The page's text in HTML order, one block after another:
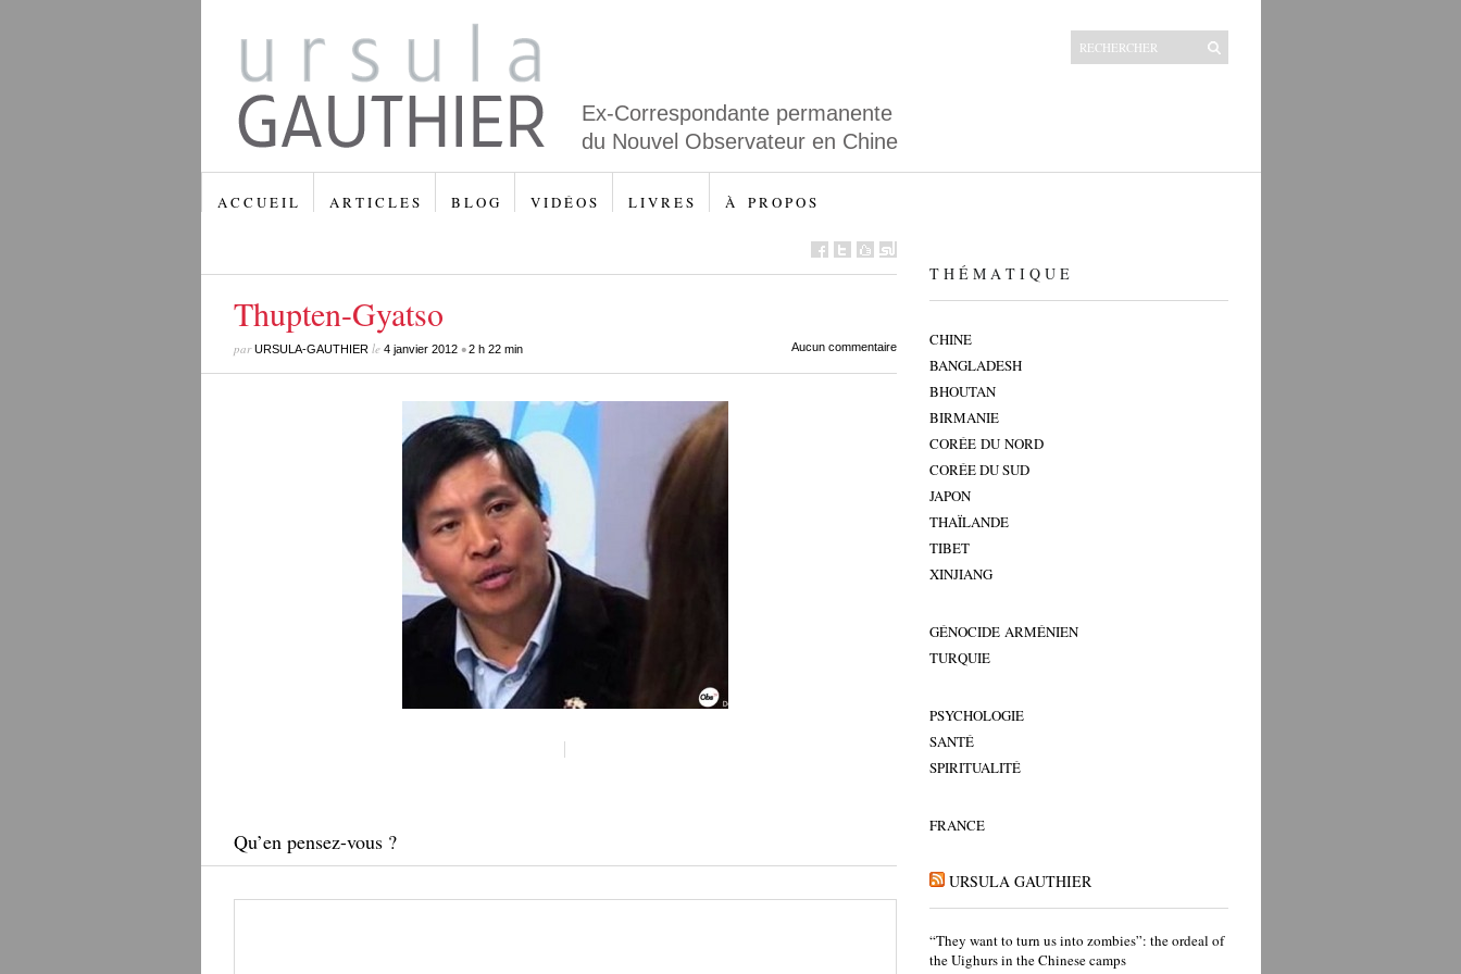
Ex-Correspondante permanente
du Nouvel Observateur en Chine
A C C U E I L A R T I C L E S B L O G V I D É O S L I V R E S À P R O P O S
Thupten-Gyatso
parURSULA-GAUTHIERle 4 janvier 2012•2 h 22 min Aucun commentaire
Qu’en pensez-vous ?
T H É M A T I Q U E
CHINE
BANGLADESH
BHOUTAN
BIRMANIE
CORÉE DU NORD
CORÉE DU SUD
JAPON
THAÏLANDE
TIBET
XINJIANG
GÉNOCIDE ARMÉNIEN
TURQUIE
PSYCHOLOGIE
SANTÉ
SPIRITUALITÉ
FRANCE
URSULA GAUTHIER
“They want to turn us into zombies”: the ordeal of
the Uighurs in the Chinese camps